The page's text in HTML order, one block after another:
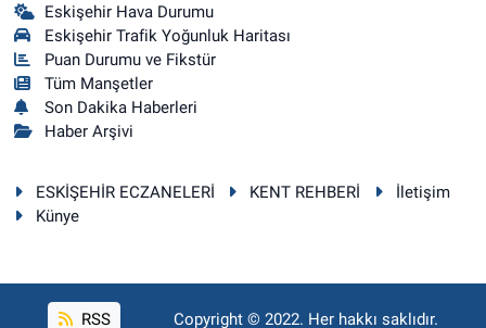
Eskişehir Hava Durumu
Eskişehir Trafik Yoğunluk Haritası
Puan Durumu ve Fikstür
Tüm Manşetler
Son Dakika Haberleri
Haber Arşivi
ESKİŞEHİR ECZANELERİ KENT REHBERİ
İletişim
Künye
RSS Copyright © 2022. Her hakkı saklıdır.